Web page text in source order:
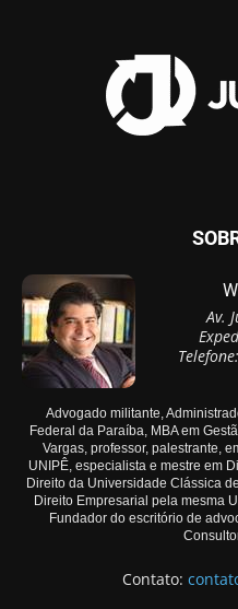
Av.
Advogado militante,
Federal da Paraíba, MBA em
Vargas, professor, palestrante,
UNIPÊ, especialista e mestre em
Direito da Universidade Clássica
Direito Empresarial pela mesma
Fundador do escritório de
Contato: